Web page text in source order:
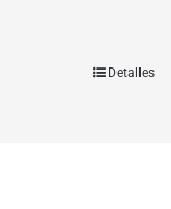
Detalles